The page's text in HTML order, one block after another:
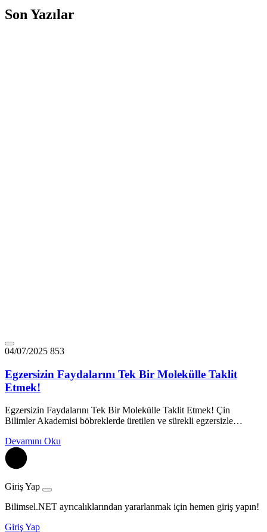
Son Yazılar
04/07/2025 853
Egzersizin Faydalarını Tek Bir Molekülle Taklit
Etmek!
Egzersizin Faydalarını Tek Bir Molekülle Taklit Etmek! Çin
Bilimler Akademisi böbreklerde üretilen ve sürekli egzersizle…
Devamını Oku
Giriş Yap
Bilimsel.NET ayrıcalıklarından yararlanmak için hemen giriş yapın!
Giriş Yap